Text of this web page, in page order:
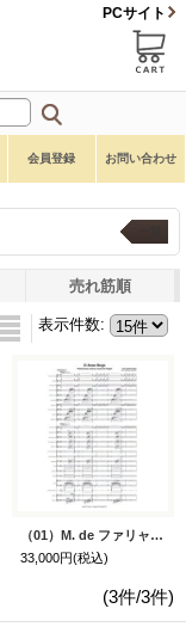
PCサイト
会員登録 お問い合わせ
売れ筋順
表示件数:
（01）M. de ファリャ／石川 學 編曲（中編成）
33,000円(税込)
(3件/3件)